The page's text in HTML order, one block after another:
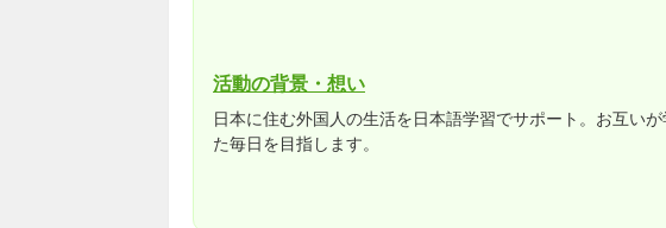
活動の背景・想い
日本に住む外国人の生活を日本語学習でサポート。お互い
た毎日を目指します。